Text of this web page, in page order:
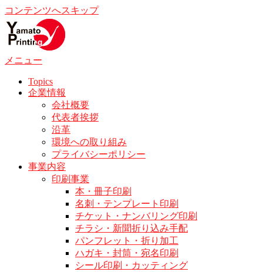
コンテンツへスキップ
メニュー
Topics
企業情報
会社概要
代表者挨拶
沿革
環境への取り組み
プライバシーポリシー
事業内容
印刷事業
本・冊子印刷
名刺・テンプレート印刷
チケット・ナンバリング印刷
チラシ・新聞折り込み手配
パンフレット・折り加工
ハガキ・封筒・宛名印刷
シール印刷・カッティング